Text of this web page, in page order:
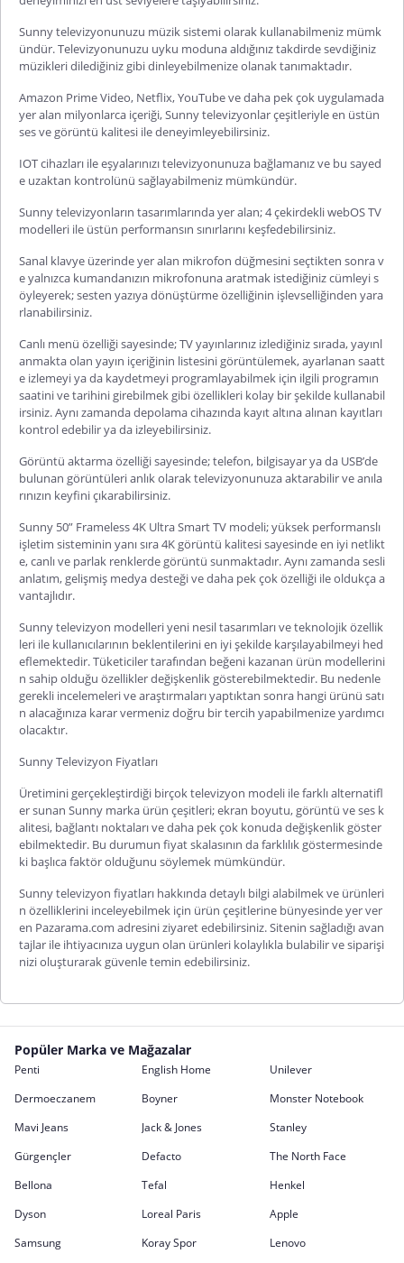
Sunny televizyonunuzu müzik sistemi olarak kullanabilmeniz mümk
ündür. Televizyonunuzu uyku moduna aldığınız takdirde sevdiğiniz
müzikleri dilediğiniz gibi dinleyebilmenize olanak tanımaktadır.
Amazon Prime Video, Netflix, YouTube ve daha pek çok uygulamada
yer alan milyonlarca içeriği, Sunny televizyonlar çeşitleriyle en üstün
ses ve görüntü kalitesi ile deneyimleyebilirsiniz.
IOT cihazları ile eşyalarınızı televizyonunuza bağlamanız ve bu sayed
e uzaktan kontrolünü sağlayabilmeniz mümkündür.
Sunny televizyonların tasarımlarında yer alan; 4 çekirdekli webOS TV
modelleri ile üstün performansın sınırlarını keşfedebilirsiniz.
Sanal klavye üzerinde yer alan mikrofon düğmesini seçtikten sonra v
e yalnızca kumandanızın mikrofonuna aratmak istediğiniz cümleyi s
öyleyerek; sesten yazıya dönüştürme özelliğinin işlevselliğinden yara
rlanabilirsiniz.
Canlı menü özelliği sayesinde; TV yayınlarınız izlediğiniz sırada, yayınl
anmakta olan yayın içeriğinin listesini görüntülemek, ayarlanan saatt
e izlemeyi ya da kaydetmeyi programlayabilmek için ilgili programın
saatini ve tarihini girebilmek gibi özellikleri kolay bir şekilde kullanabil
irsiniz. Aynı zamanda depolama cihazında kayıt altına alınan kayıtları
kontrol edebilir ya da izleyebilirsiniz.
Görüntü aktarma özelliği sayesinde; telefon, bilgisayar ya da USB’de
bulunan görüntüleri anlık olarak televizyonunuza aktarabilir ve anıla
rınızın keyfini çıkarabilirsiniz.
Sunny 50” Frameless 4K Ultra Smart TV modeli; yüksek performanslı
işletim sisteminin yanı sıra 4K görüntü kalitesi sayesinde en iyi netlikt
e, canlı ve parlak renklerde görüntü sunmaktadır. Aynı zamanda sesli
anlatım, gelişmiş medya desteği ve daha pek çok özelliği ile oldukça a
vantajlıdır.
Sunny televizyon modelleriyeni nesil tasarımları ve teknolojik özellik
leri ile kullanıcılarının beklentilerini en iyi şekilde karşılayabilmeyi hed
eflemektedir. Tüketiciler tarafından beğeni kazanan ürün modellerini
n sahip olduğu özellikler değişkenlik gösterebilmektedir. Bu nedenle
gerekli incelemeleri ve araştırmaları yaptıktan sonra hangi ürünü satı
n alacağınıza karar vermeniz doğru bir tercih yapabilmenize yardımcı
olacaktır.
Sunny Televizyon Fiyatları
Üretimini gerçekleştirdiği birçok televizyon modeli ile farklı alternatifl
er sunan Sunny marka ürün çeşitleri; ekran boyutu, görüntü ve ses k
alitesi, bağlantı noktaları ve daha pek çok konuda değişkenlik göster
ebilmektedir. Bu durumun fiyat skalasının da farklılık göstermesinde
ki başlıca faktör olduğunu söylemek mümkündür.
Sunny televizyon fiyatları hakkında detaylı bilgi alabilmek ve ürünleri
n özelliklerini inceleyebilmek için ürün çeşitlerine bünyesinde yer ver
en Pazarama.com adresini ziyaret edebilirsiniz. Sitenin sağladığı avan
tajlar ile ihtiyacınıza uygun olan ürünleri kolaylıkla bulabilir ve siparişi
nizi oluşturarak güvenle temin edebilirsiniz.
Popüler Marka ve Mağazalar
Penti English Home
Unilever
Dermoeczanem
Boyner
Monster Notebook
Mavi Jeans
Jack & Jones
Stanley
Gürgençler
Defacto
The North Face
Bellona
Tefal
Henkel
Dyson
Loreal Paris
Apple
Samsung
Koray Spor
Lenovo